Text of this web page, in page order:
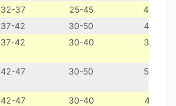
32-37 25-45
40-60
37-42 30-50
45-65
37-42 30-40 35-50
42-47 30-50 50-70
42-47 30-40
45-55